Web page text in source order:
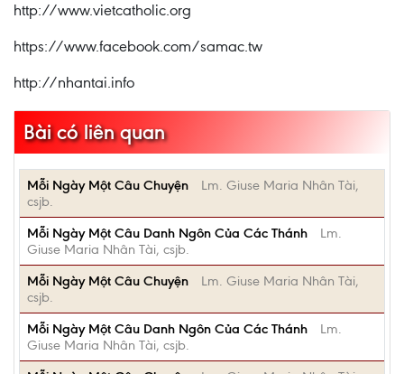
http://www.vietcatholic.org
https://www.facebook.com/samac.tw
http://nhantai.info
Bài có liên quan
Mỗi Ngày Một Câu Chuyện
Lm. Giuse Maria Nhân Tài,
csjb.
Mỗi Ngày Một Câu Danh Ngôn Của Các Thánh
Lm.
Giuse Maria Nhân Tài, csjb.
Mỗi Ngày Một Câu Chuyện
Lm. Giuse Maria Nhân Tài,
csjb.
Mỗi Ngày Một Câu Danh Ngôn Của Các Thánh
Lm.
Giuse Maria Nhân Tài, csjb.